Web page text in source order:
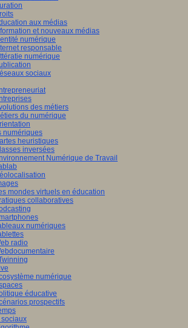
aux médias
et nouveaux médias
numérique
responsable
numérique
sociaux
des métiers
du numérique
numériques
heuristiques
inversées
Numérique de Travail
mondes virtuels en éducation
collaboratives
numériques
radio
numérique
éducative
prospectifs
sociaux